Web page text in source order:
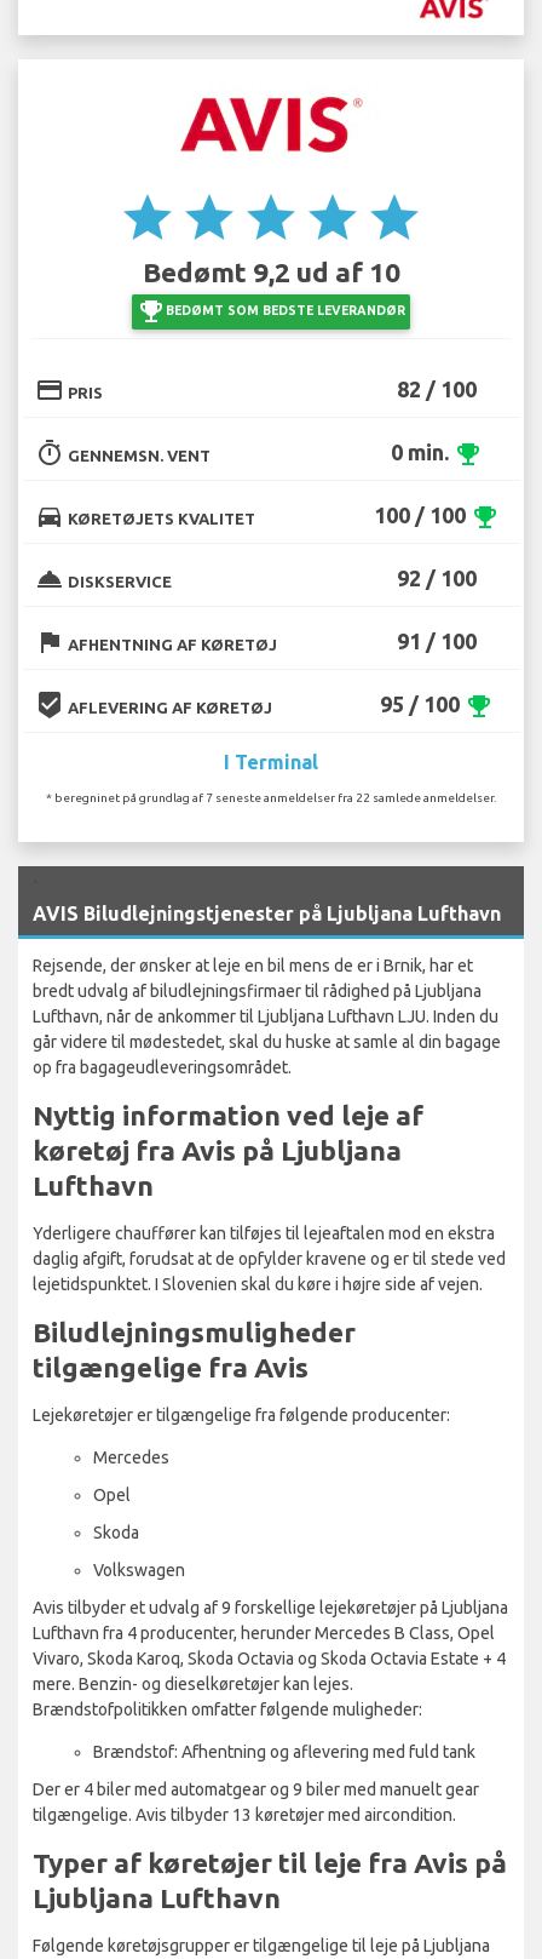
star star star star star
Bedømt 9,2 ud af 10
emoji_events BEDØMT SOM BEDSTE LEVERANDØR
credit_card PRIS 82 / 100
timer GENNEMSN. VENT 0 min. emoji_events
directions_car KØRETØJETS KVALITET 100 / 100 emoji_events
room_service DISKSERVICE 92 / 100
flag AFHENTNING AF KØRETØJ 91 / 100
beenhere AFLEVERING AF KØRETØJ 95 / 100 emoji_events
I Terminal
* beregninet på grundlag af 7 seneste anmeldelser fra 22 samlede anmeldelser.
AVIS Biludlejningstjenester på Ljubljana Lufthavn
Rejsende, der ønsker at leje en bil mens de er i Brnik, har et
bredt udvalg af biludlejningsfirmaer til rådighed på Ljubljana
Lufthavn, når de ankommer til Ljubljana Lufthavn LJU. Inden du
går videre til mødestedet, skal du huske at samle al din bagage
op fra bagageudleveringsområdet.
Nyttig information ved leje af
køretøj fra Avis på Ljubljana
Lufthavn
Yderligere chauffører kan tilføjes til lejeaftalen mod en ekstra
daglig afgift, forudsat at de opfylder kravene og er til stede ved
lejetidspunktet. I Slovenien skal du køre i højre side af vejen.
Biludlejningsmuligheder
tilgængelige fra Avis
Lejekøretøjer er tilgængelige fra følgende producenter:
Mercedes
Opel
Skoda
Volkswagen
Avis tilbyder et udvalg af 9 forskellige lejekøretøjer på Ljubljana
Lufthavn fra 4 producenter, herunder Mercedes B Class, Opel
Vivaro, Skoda Karoq, Skoda Octavia og Skoda Octavia Estate + 4
mere. Benzin- og dieselkøretøjer kan lejes.
Brændstofpolitikken omfatter følgende muligheder:
Brændstof: Afhentning og aflevering med fuld tank
Der er 4 biler med automatgear og 9 biler med manuelt gear
tilgængelige. Avis tilbyder 13 køretøjer med aircondition.
Typer af køretøjer til leje fra Avis på
Ljubljana Lufthavn
Følgende køretøjsgrupper er tilgængelige til leje på Ljubljana